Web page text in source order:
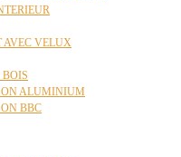
AVEC VELUX
ALUMINIUM
BBC